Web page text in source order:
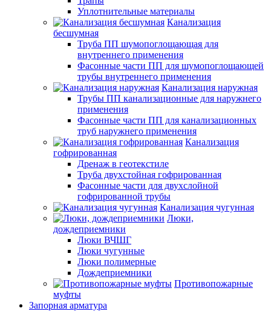
Уплотнительные материалы
Канализация
бесшумная
Труба ПП шумопоглощающая для
внутреннего применения
Фасонные части ПП для шумопоглощающей
трубы внутреннего применения
Канализация наружная
Трубы ПП канализационные для наружнего
применения
Фасонные части ПП для канализационных
труб наружнего применения
Канализация
гофрированная
Дренаж в геотекстиле
Труба двухстойная гофрированная
Фасонные части для двухслойной
гофрированной трубы
Канализация чугунная
Люки,
дождеприемники
Люки ВЧШГ
Люки чугунные
Люки полимерные
Дождеприемники
Противопожарные
муфты
Запорная арматура